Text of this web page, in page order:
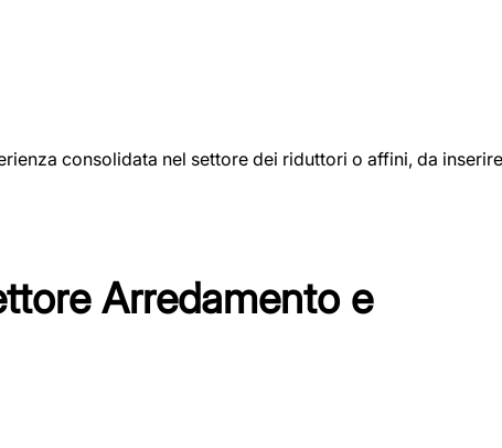
consolidata nel settore dei riduttori o affini, da inserire
Arredamento e